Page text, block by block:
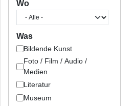
Wo
Was
Bildende Kunst
Foto / Film / Audio /
Medien
Literatur
Museum